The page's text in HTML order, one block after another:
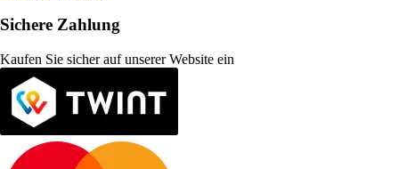
Sichere Zahlung
Kaufen Sie sicher auf unserer Website ein